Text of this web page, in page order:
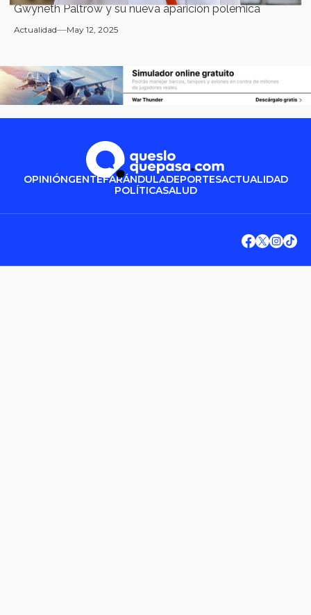
Gwyneth Paltrow y su nueva aparición polémica
Actualidad May 12, 2025
OPINIÓNGENTEFARÁNDULADEPORTESACTUALIDAD
POLÍTICASALUD